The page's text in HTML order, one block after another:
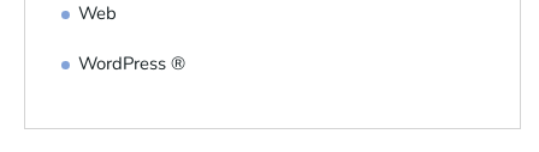
Web
WordPress ®